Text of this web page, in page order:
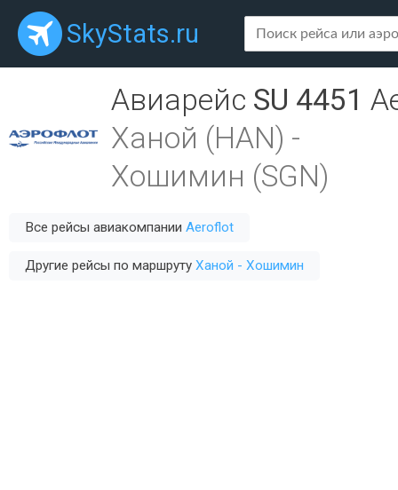
SkyStats.ru
Авиарейс SU 4451
Ханой (HAN) -
Хошимин (SGN)
Все рейсы авиакомпании Aeroflot
Другие рейсы по маршруту Ханой - Хошимин